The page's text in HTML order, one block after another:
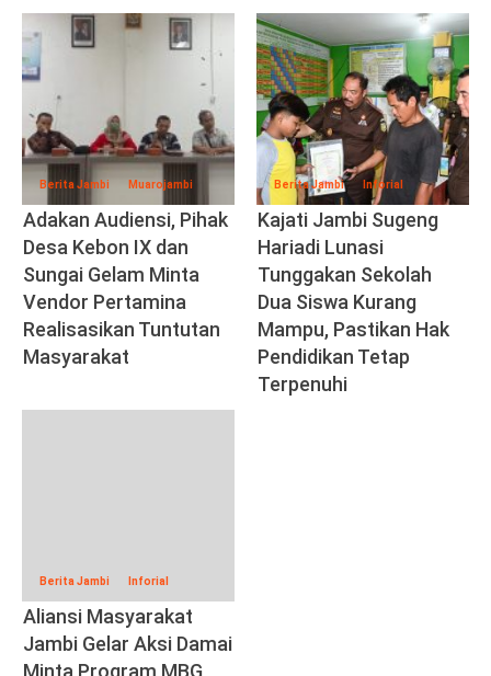
Berita Jambi Muarojambi
Adakan Audiensi, Pihak
Desa Kebon IX dan
Sungai Gelam Minta
Vendor Pertamina
Realisasikan Tuntutan
Masyarakat
Berita Jambi Inforial
Kajati Jambi Sugeng
Hariadi Lunasi
Tunggakan Sekolah
Dua Siswa Kurang
Mampu, Pastikan Hak
Pendidikan Tetap
Terpenuhi
Berita Jambi Inforial
Aliansi Masyarakat
Jambi Gelar Aksi Damai
Minta Program MBG